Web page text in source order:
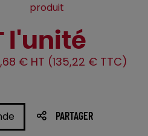
l'unité
€ HT (135,22 € TTC)
PARTAGER